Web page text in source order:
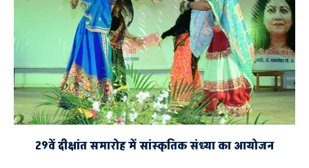
29वें दीक्षांत समारोह में सांस्कृतिक संध्या का आयोजन